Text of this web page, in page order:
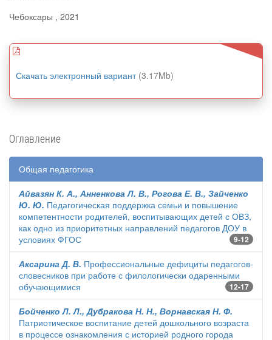
Чебоксары , 2021
Скачать электронный вариант (3.17Mb)
Оглавление
Общая педагогика
Айвазян К. А., Анненкова Л. В., Рогова Е. В., Зайченко
Ю. Ю. Педагогическая поддержка семьи и повышение
компетентности родителей, воспитывающих детей с ОВЗ,
как одно из приоритетных направлений педагогов ДОУ в
условиях ФГОС
9-12
Аксарина Д. В. Профессиональные дефициты педагогов-
словесников при работе с филологически одаренными
обучающимися
12-17
Бойченко Л. Л., Дубракова Н. Н., Ворнавская Н. Ф.
Патриотическое воспитание детей дошкольного возраста
в процессе ознакомления с историей родного города